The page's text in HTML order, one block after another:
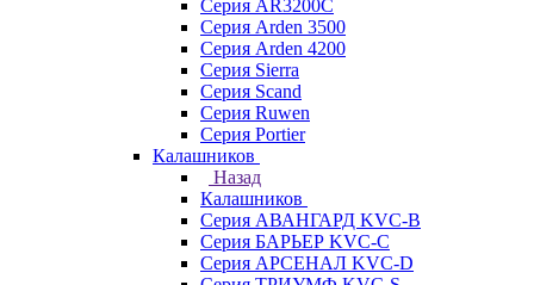
Серия AR3200C
Серия Arden 3500
Серия Arden 4200
Серия Sierra
Серия Scand
Серия Ruwen
Серия Portier
Калашников
Назад
Калашников
Серия АВАНГАРД KVC-B
Серия БАРЬЕР KVC-C
Серия АРСЕНАЛ KVC-D